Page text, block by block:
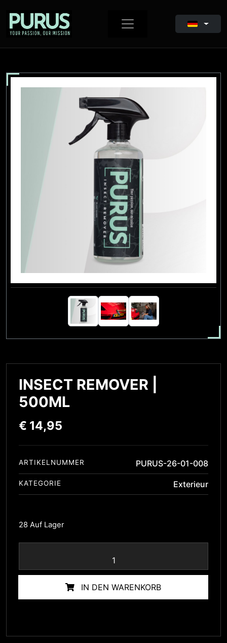
INSECT REMOVER |
500ML
€ 14,95
ARTIKELNUMMER PURUS-26-01-008
KATEGORIE Exterieur
28 Auf Lager
IN DEN WARENKORB